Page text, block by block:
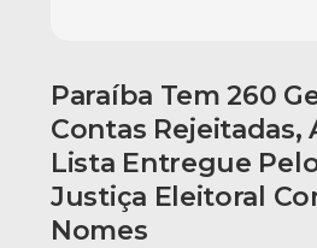
Paraíba Tem 260
Contas Rejeitadas,
Lista Entregue
Justiça Eleitoral
Nomes